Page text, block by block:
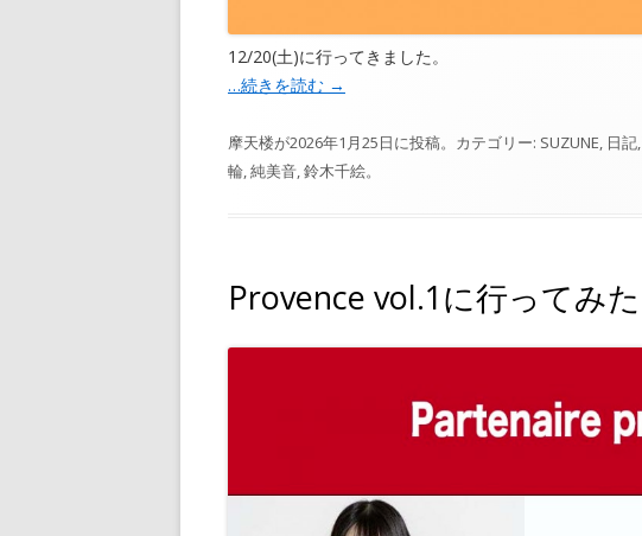
12/20(土)に行ってきました。
…続きを読む →
摩天楼が2026年1月25日に投稿。カテゴリー: SUZUNE, 日記,
輪,純美音,鈴木千絵。
Provence vol.1に行ってみた